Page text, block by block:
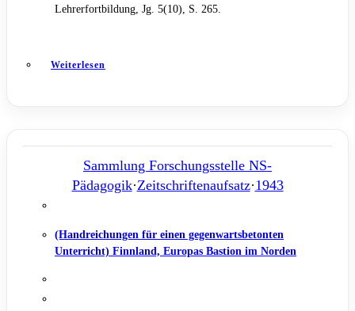
Lehrerfortbildung, Jg. 5(10), S. 265.
Weiterlesen
Sammlung Forschungsstelle NS-
Pädagogik·Zeitschriftenaufsatz·1943
(Handreichungen für einen gegenwartsbetonten
Unterricht) Finnland, Europas Bastion im Norden